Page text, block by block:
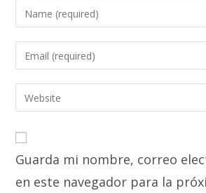
Enter
your
name
to
comment
Enter
your
email
address
Enter
your
URL
(optional)
Guarda mi nombre, correo
en este navegador para la